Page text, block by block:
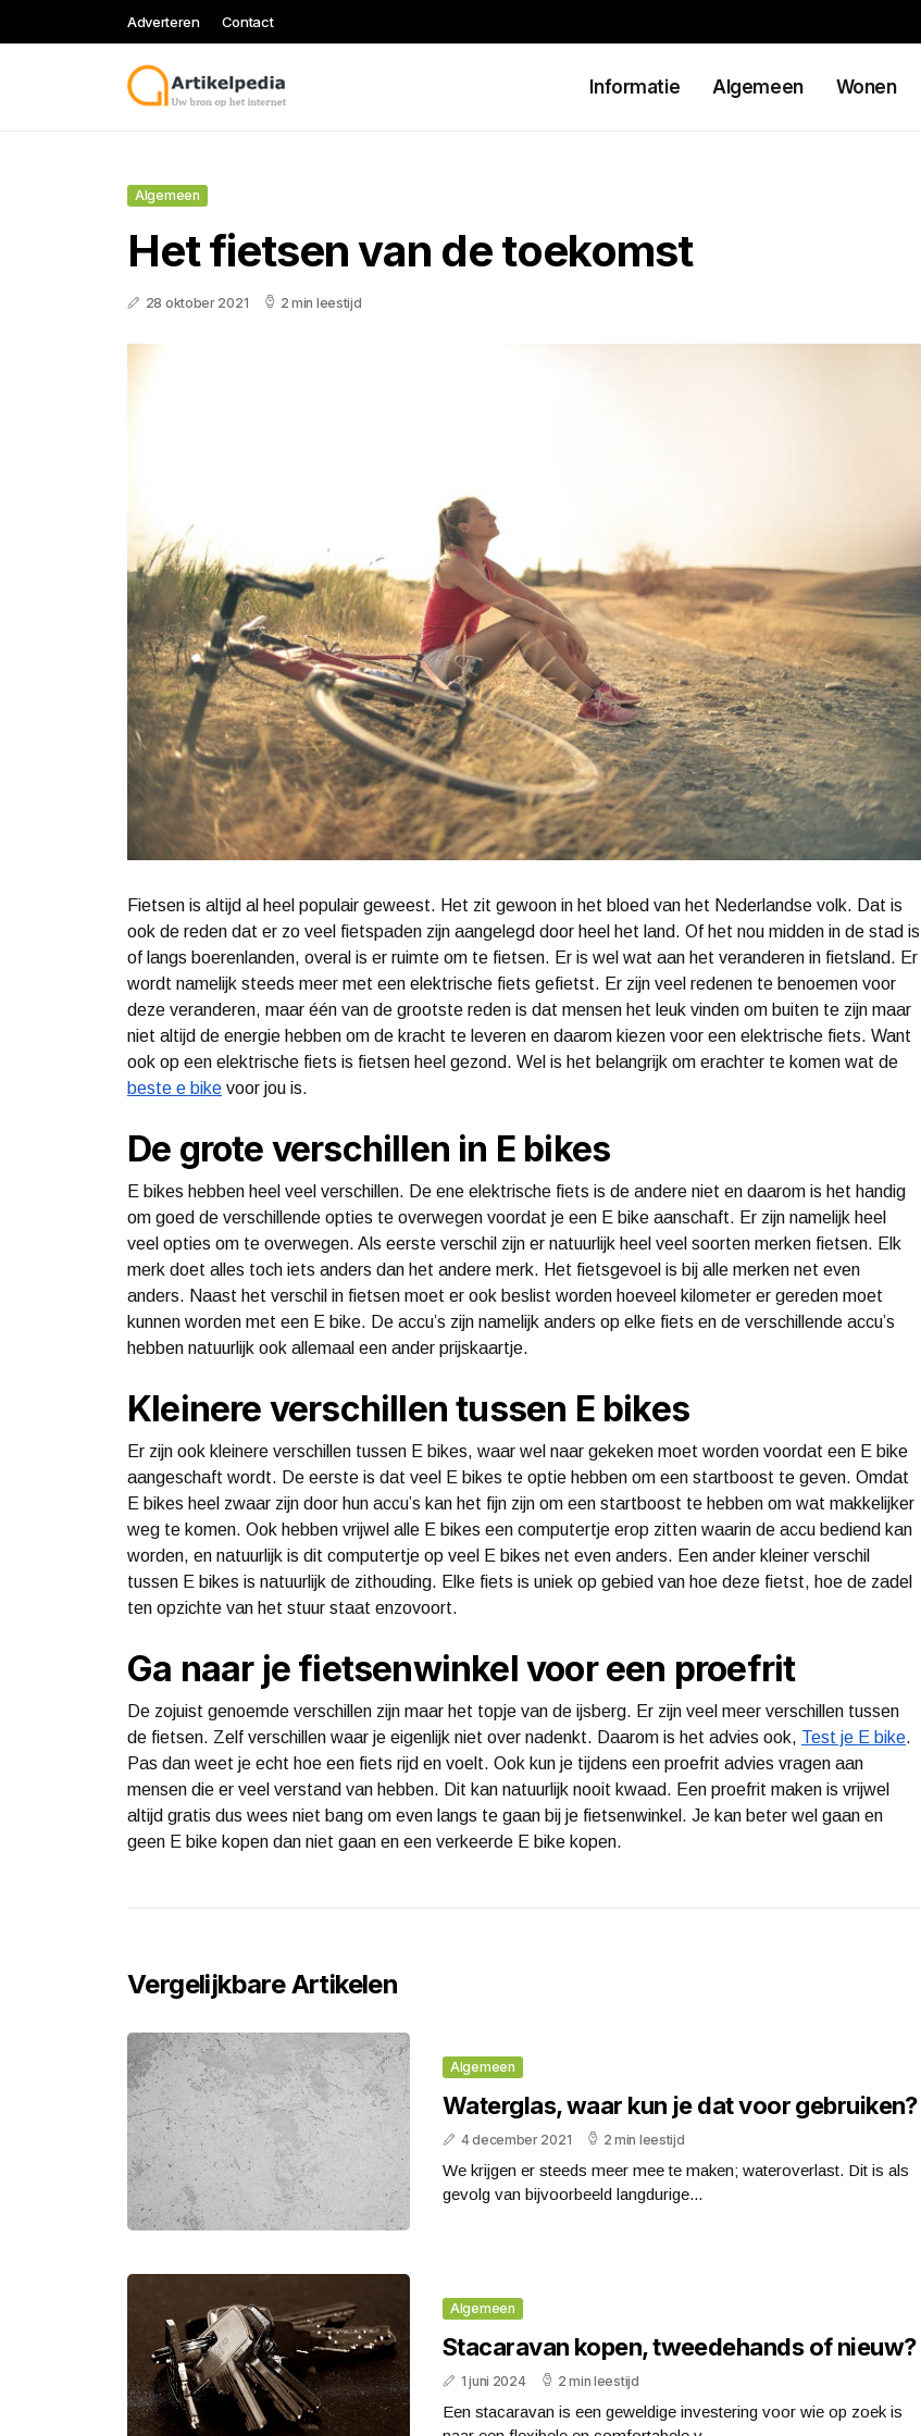
Adverteren Contact
Informatie Algemeen Wonen
Algemeen
Het fietsen van de toekomst
28 oktober 2021 2 min leestijd
Fietsen is altijd al heel populair geweest. Het zit gewoon in het bloed van het Nederlandse volk. Dat is
ook de reden dat er zo veel fietspaden zijn aangelegd door heel het land. Of het nou midden in de stad is
of langs boerenlanden, overal is er ruimte om te fietsen. Er is wel wat aan het veranderen in fietsland. Er
wordt namelijk steeds meer met een elektrische fiets gefietst. Er zijn veel redenen te benoemen voor
deze veranderen, maar één van de grootste reden is dat mensen het leuk vinden om buiten te zijn maar
niet altijd de energie hebben om de kracht te leveren en daarom kiezen voor een elektrische fiets. Want
ook op een elektrische fiets is fietsen heel gezond. Wel is het belangrijk om erachter te komen wat de
beste e bike voor jou is.
De grote verschillen in E bikes
E bikes hebben heel veel verschillen. De ene elektrische fiets is de andere niet en daarom is het handig
om goed de verschillende opties te overwegen voordat je een E bike aanschaft. Er zijn namelijk heel
veel opties om te overwegen. Als eerste verschil zijn er natuurlijk heel veel soorten merken fietsen. Elk
merk doet alles toch iets anders dan het andere merk. Het fietsgevoel is bij alle merken net even
anders. Naast het verschil in fietsen moet er ook beslist worden hoeveel kilometer er gereden moet
kunnen worden met een E bike. De accu’s zijn namelijk anders op elke fiets en de verschillende accu’s
hebben natuurlijk ook allemaal een ander prijskaartje.
Kleinere verschillen tussen E bikes
Er zijn ook kleinere verschillen tussen E bikes, waar wel naar gekeken moet worden voordat een E bike
aangeschaft wordt. De eerste is dat veel E bikes te optie hebben om een startboost te geven. Omdat
E bikes heel zwaar zijn door hun accu’s kan het fijn zijn om een startboost te hebben om wat makkelijker
weg te komen. Ook hebben vrijwel alle E bikes een computertje erop zitten waarin de accu bediend kan
worden, en natuurlijk is dit computertje op veel E bikes net even anders. Een ander kleiner verschil
tussen E bikes is natuurlijk de zithouding. Elke fiets is uniek op gebied van hoe deze fietst, hoe de zadel
ten opzichte van het stuur staat enzovoort.
Ga naar je fietsenwinkel voor een proefrit
De zojuist genoemde verschillen zijn maar het topje van de ijsberg. Er zijn veel meer verschillen tussen
de fietsen. Zelf verschillen waar je eigenlijk niet over nadenkt. Daarom is het advies ook, Test je E bike.
Pas dan weet je echt hoe een fiets rijd en voelt. Ook kun je tijdens een proefrit advies vragen aan
mensen die er veel verstand van hebben. Dit kan natuurlijk nooit kwaad. Een proefrit maken is vrijwel
altijd gratis dus wees niet bang om even langs te gaan bij je fietsenwinkel. Je kan beter wel gaan en
geen E bike kopen dan niet gaan en een verkeerde E bike kopen.
Vergelijkbare Artikelen
Algemeen
Waterglas, waar kun je dat voor gebruiken?
4 december 2021 2 min leestijd
We krijgen er steeds meer mee te maken; wateroverlast. Dit is als
gevolg van bijvoorbeeld langdurige...
Algemeen
Stacaravan kopen, tweedehands of nieuw?
1 juni 2024 2 min leestijd
Een stacaravan is een geweldige investering voor wie op zoek is